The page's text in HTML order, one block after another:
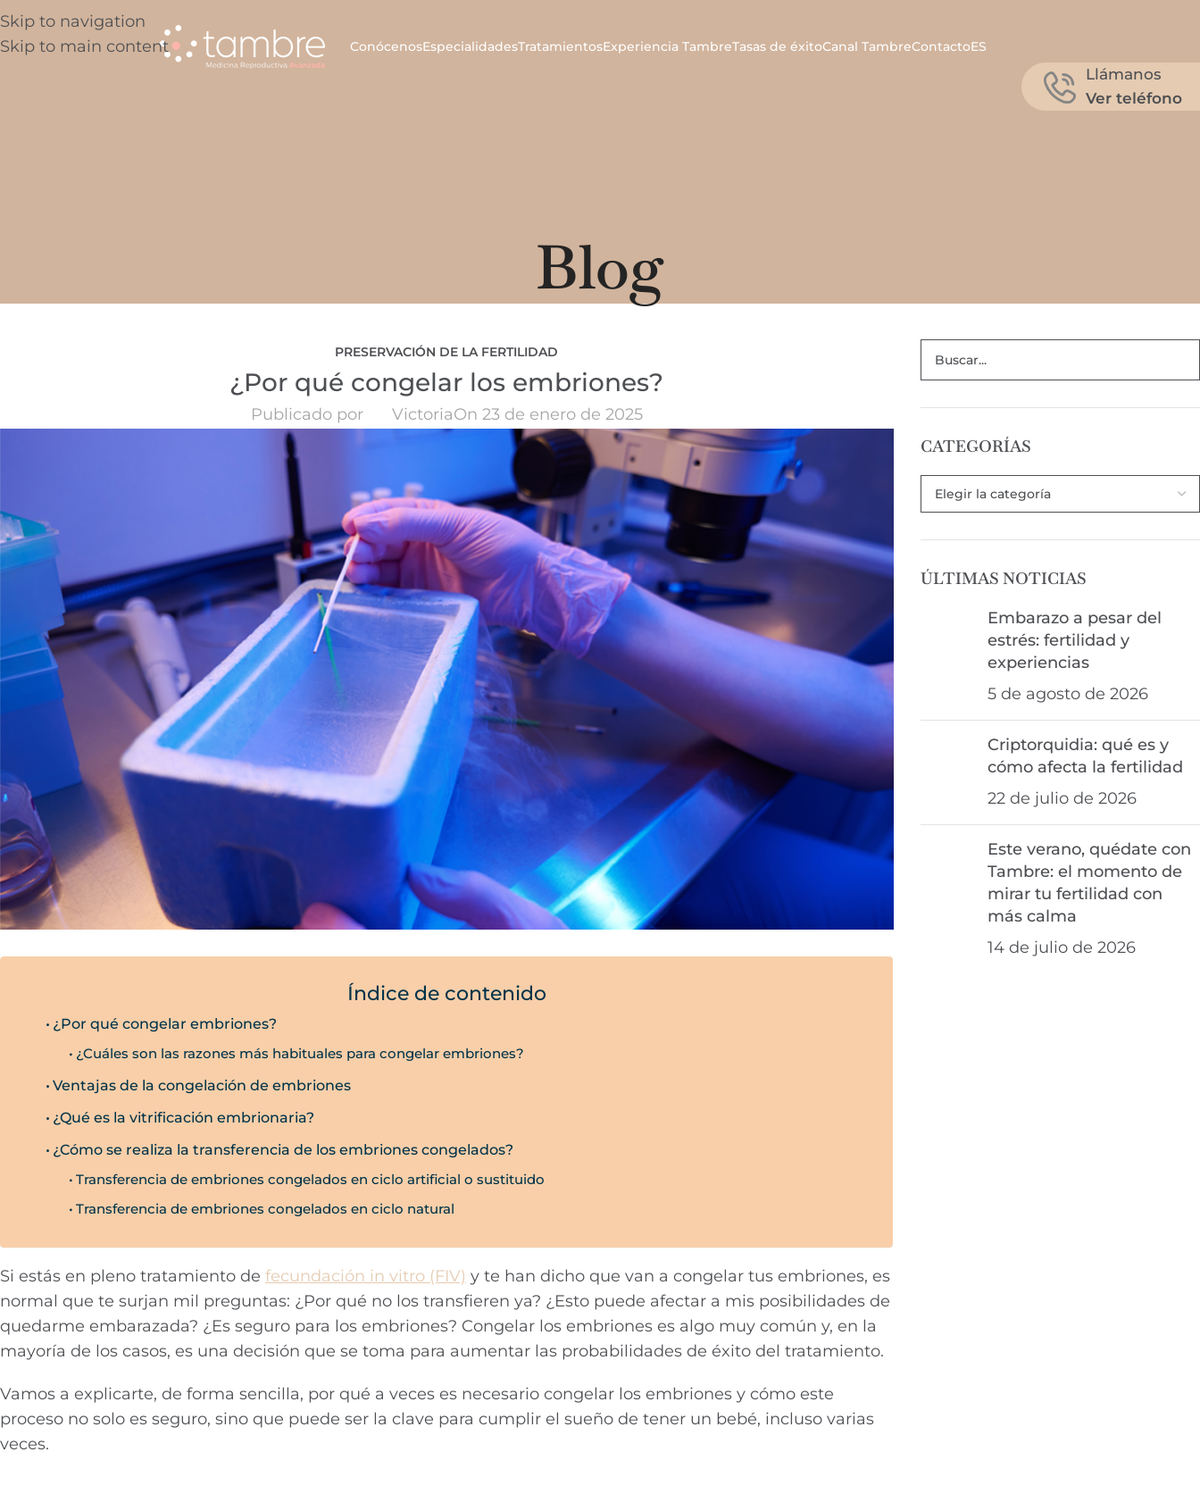
Skip to navigation
Skip to main content
ConócenosEspecialidadesTratamientosExperiencia TambreTasas de éxitoCanal TambreContactoES
Llámanos
Ver teléfono
Blog
PRESERVACIÓN DE LA FERTILIDAD
¿Por qué congelar los embriones?
Publicado por VictoriaOn 23 de enero de 2025
Índice de contenido
¿Por qué congelar embriones?
¿Cuáles son las razones más habituales para congelar embriones?
Ventajas de la congelación de embriones
¿Qué es la vitrificación embrionaria?
¿Cómo se realiza la transferencia de los embriones congelados?
Transferencia de embriones congelados en ciclo artificial o sustituido
Transferencia de embriones congelados en ciclo natural
Si estás en pleno tratamiento de fecundación in vitro (FIV) y te han dicho que van a congelar tus embriones, es
normal que te surjan mil preguntas: ¿Por qué no los transfieren ya? ¿Esto puede afectar a mis posibilidades de
quedarme embarazada? ¿Es seguro para los embriones? Congelar los embriones es algo muy común y, en la
mayoría de los casos, es una decisión que se toma para aumentar las probabilidades de éxito del tratamiento.
Vamos a explicarte, de forma sencilla, por qué a veces es necesario congelar los embriones y cómo este
proceso no solo es seguro, sino que puede ser la clave para cumplir el sueño de tener un bebé, incluso varias
veces.
CATEGORÍAS
ÚLTIMAS NOTICIAS
Embarazo a pesar del
estrés: fertilidad y
experiencias
5 de agosto de 2026
Criptorquidia: qué es y
cómo afecta la fertilidad
22 de julio de 2026
Este verano, quédate con
Tambre: el momento de
mirar tu fertilidad con
más calma
14 de julio de 2026